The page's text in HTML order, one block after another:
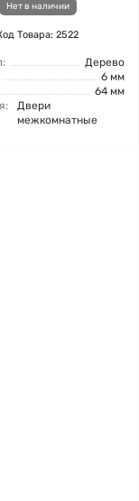
Нет в наличии
Товара: 2522
Дерево
6 мм
64 мм
Двери
межкомнатные